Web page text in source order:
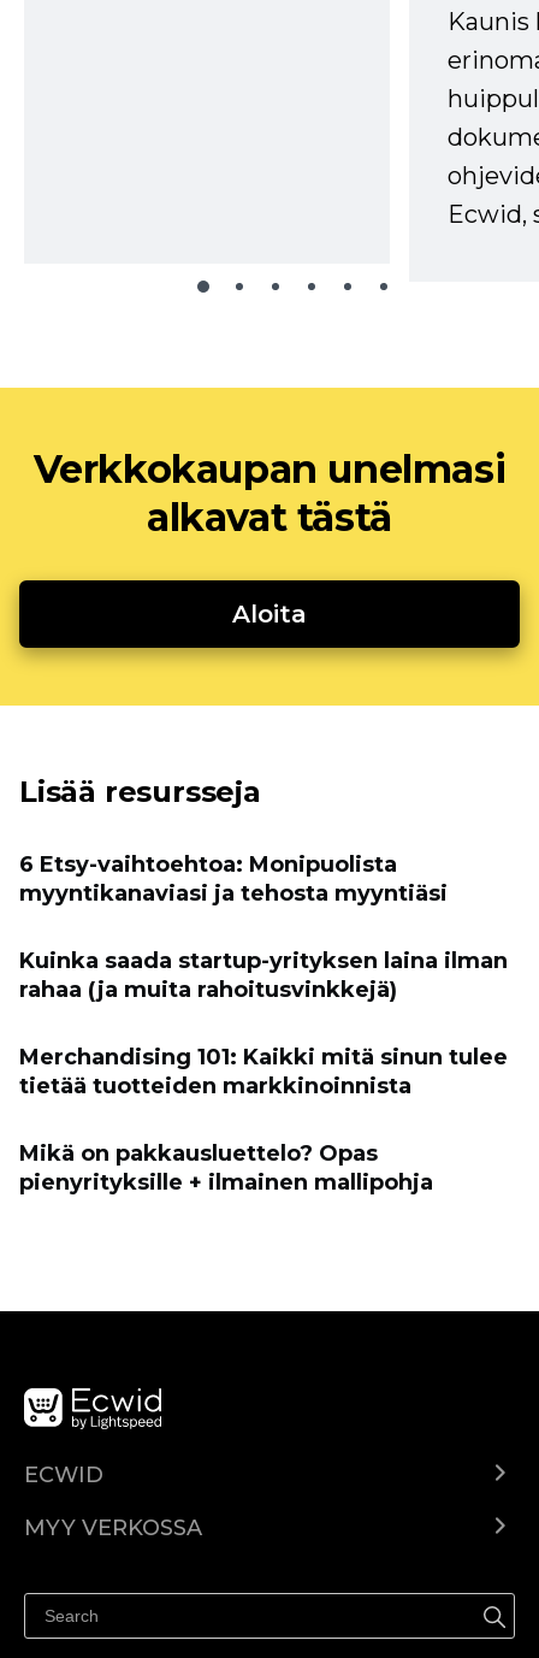
Kaunis
Ecwid,
Verkkokaupan unelmasi
alkavat tästä
Aloita
Lisää resursseja
6 Etsy-vaihtoehtoa: Monipuolista
myyntikanaviasi ja tehosta myyntiäsi
Kuinka saada startup-yrityksen laina ilman
rahaa (ja muita rahoitusvinkkejä)
Merchandising 101: Kaikki mitä sinun tulee
tietää tuotteiden markkinoinnista
Mikä on pakkausluettelo? Opas
pienyrityksille + ilmainen mallipohja
ECWID
Hinnoittelu
MYY VERKOSSA
Myy Facebookissa
Myy Instagramissa